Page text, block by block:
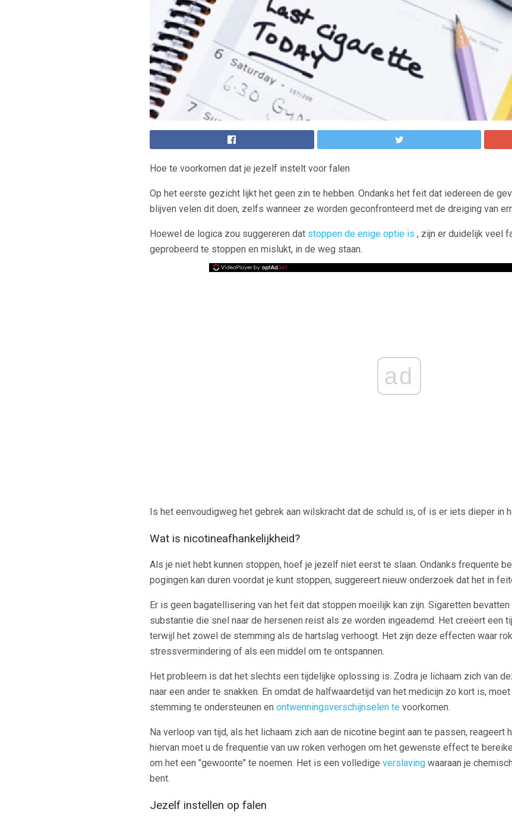
Hoe te voorkomen dat je jezelf instelt voor falen
Op het eerste gezicht lijkt het geen zin te hebben. Ondanks het feit dat iedereen de
blijven velen dit doen, zelfs wanneer ze worden geconfronteerd met de dreiging van
Hoewel de logica zou suggereren dat stoppen de enige optie is , zijn er duidelijk veel
geprobeerd te stoppen en mislukt, in de weg staan.
ad
Is het eenvoudigweg het gebrek aan wilskracht dat de schuld is, of is er iets dieper in
Wat is nicotineafhankelijkheid?
Als je niet hebt kunnen stoppen, hoef je jezelf niet eerst te slaan. Ondanks frequente
pogingen kan duren voordat je kunt stoppen, suggereert nieuw onderzoek dat het in
Er is geen bagatellisering van het feit dat stoppen moeilijk kan zijn. Sigaretten
substantie die snel naar de hersenen reist als ze worden ingeademd. Het creëert een
terwijl het zowel de stemming als de hartslag verhoogt. Het zijn deze effecten waar
stressvermindering of als een middel om te ontspannen.
Het probleem is dat het slechts een tijdelijke oplossing is. Zodra je lichaam zich van
naar een ander te snakken. En omdat de halfwaardetijd van het medicijn zo kort is,
stemming te ondersteunen en ontwenningsverschijnselen te voorkomen.
Na verloop van tijd, als het lichaam zich aan de nicotine begint aan te passen, reageert
hiervan moet u de frequentie van uw roken verhogen om het gewenste effect te
om het een "gewoonte" te noemen. Het is een volledige verslaving waaraan je
bent.
Jezelf instellen op falen